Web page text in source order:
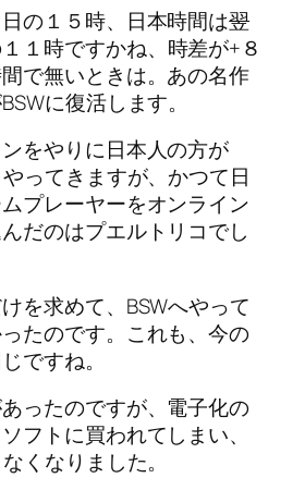
の１５時、日本時間は翌
１時ですかね、時差が+８
で無いときは。あの名作
に復活します。
をやりに日本人の方が
ってきますが、かつて日
プレーヤーをオンライン
だのはプエルトリコでし
を求めて、BSWへやって
たのです。これも、今の
ですね。
ったのですが、電子化の
フトに買われてしまい、
くなりました。